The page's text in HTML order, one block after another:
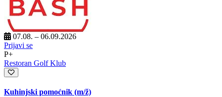
07.08. – 06.09.2026
Prijavi se
P+
Restoran Golf Klub
Kuhinjski pomoćnik (m/ž)